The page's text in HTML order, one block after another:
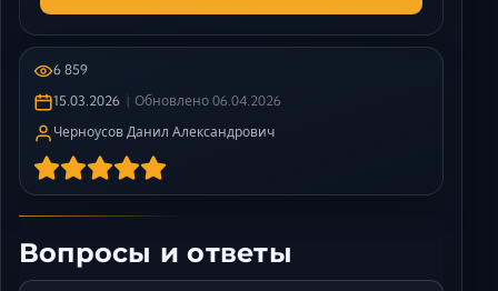
6 859
15.03.2026
Обновлено 06.04.2026
Черноусов Данил Александрович
Вопросы и ответы